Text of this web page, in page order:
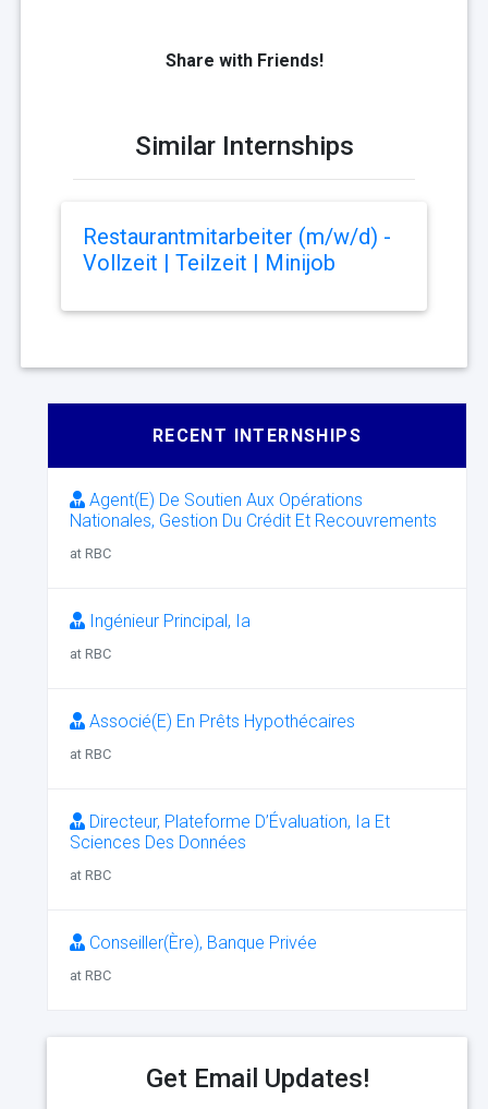
Share with Friends!
Similar Internships
Restaurantmitarbeiter (m/w/d) -
Vollzeit | Teilzeit | Minijob
RECENT INTERNSHIPS
Agent(E) De Soutien Aux Opérations
Nationales, Gestion Du Crédit Et Recouvrements
at RBC
Ingénieur Principal, Ia
at RBC
Associé(E) En Prêts Hypothécaires
at RBC
Directeur, Plateforme D’Évaluation, Ia Et
Sciences Des Données
at RBC
Conseiller(Ère), Banque Privée
at RBC
Get Email Updates!